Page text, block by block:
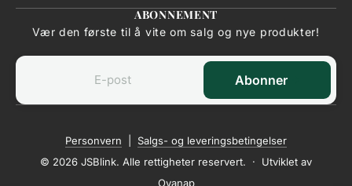
ABONNEMENT
Vær den første til å vite om salg og nye produkter!
Abonner
Personvern
Salgs- og leveringsbetingelser
© 2026 JSBlink. Alle rettigheter reservert. · Utviklet av
Ovanap